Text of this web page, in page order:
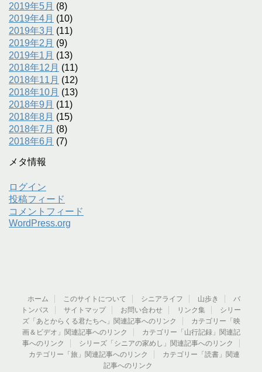
2019年5月 (8)
2019年4月 (10)
2019年3月 (11)
2019年2月 (9)
2019年1月 (13)
2018年12月 (11)
2018年11月 (12)
2018年10月 (13)
2018年9月 (11)
2018年8月 (15)
2018年7月 (8)
2018年6月 (7)
メタ情報
ログイン
投稿フィード
コメントフィード
WordPress.org
ホーム このサイトについて シニアライフ 山歩き
バ
トンパス
サイトマップ お問い合わせ リンク集
シリー
ズ「あとからくる君たちへ」関連記事へのリンク
カテゴリー「映
画＆ビデオ」関連記事へのリンク
カテゴリー「山行記録」関連記
事へのリンク
シリーズ「シニアの家めし」関連記事へのリンク
カテゴリー「旅」関連記事へのリンク
カテゴリー「読書」関連
記事へのリンク